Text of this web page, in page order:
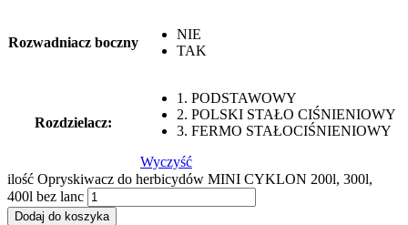
Rozwadniacz boczny
NIE
TAK
Rozdzielacz:
1. PODSTAWOWY
2. POLSKI STAŁO CIŚNIENIOWY
3. FERMO STAŁOCIŚNIENIOWY
Wyczyść
ilość Opryskiwacz do herbicydów MINI CYKLON 200l, 300l,
400l bez lanc
Dodaj do koszyka